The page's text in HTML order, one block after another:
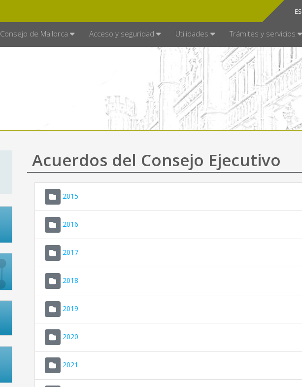
ES
CA
Consejo de Mallorca Acceso y seguridad Utilidades Trámites y servicios
Acuerdos del Consejo Ejecutivo
2015
2016
2017
2018
2019
2020
2021